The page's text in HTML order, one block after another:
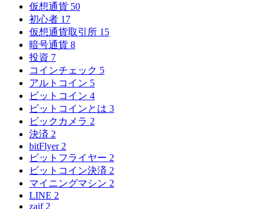
仮想通貨 50
初心者 17
仮想通貨取引所 15
暗号通貨 8
投資 7
コインチェック 5
アルトコイン 5
ビットコイン 4
ビットコインとは 3
ビックカメラ 2
決済 2
bitFlyer 2
ビットフライヤー 2
ビットコイン決済 2
マイニングマシン 2
LINE 2
zaif 2